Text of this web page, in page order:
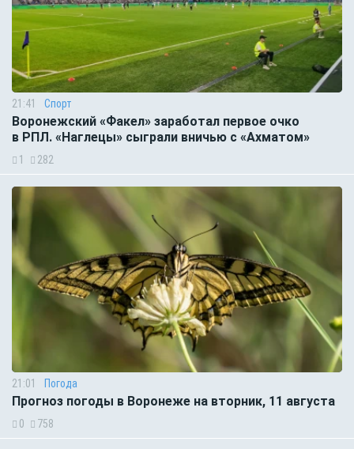
21:41 Спорт
Воронежский «Факел» заработал первое очко
в РПЛ. «Наглецы» сыграли вничью с «Ахматом»
1 282
21:01 Погода
Прогноз погоды в Воронеже на вторник, 11 августа
0 758